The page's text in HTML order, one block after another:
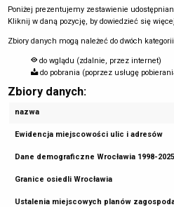
Poniżej prezentujemy zestawienie
Kliknij w daną pozycję, by dowiedzieć się
Zbiory danych mogą należeć do dwóch
do wglądu (zdalnie, przez internet)
do pobrania (poprzez usługę
Zbiory danych:
nazwa
Ewidencja miejscowości ulic i adresów
Dane demograficzne Wrocławia 1998-2025
Granice osiedli Wrocławia
Ustalenia miejscowych planów